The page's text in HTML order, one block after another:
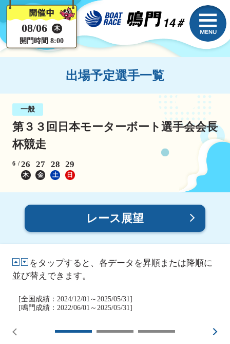
08/06 木
開門時間 8:00
出場予定選手一覧
一般
第３３回日本モーターボート選手会会長
杯競走
6 26
木
27
金
28
土
29
日
レース展望
をタップすると、各データを昇順または降順に
並び替えできます。
[全国成績：2024/12/01～2025/05/31]
[鳴門成績：2022/06/01～2025/05/31]